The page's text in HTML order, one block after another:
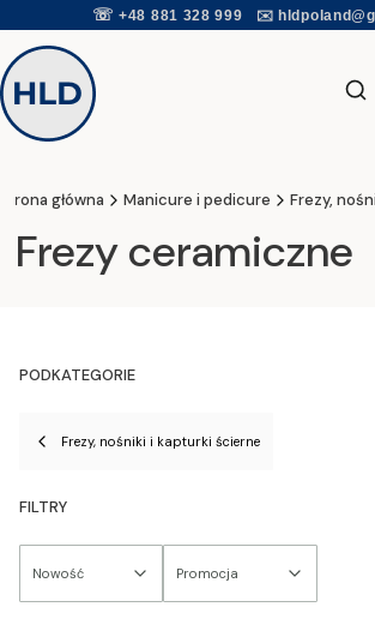
☏ +48 881 328 999 ✉️
główna Manicure i pedicure Frezy,
Frezy ceramiczne
PODKATEGORIE
Frezy, nośniki i kapturki ścierne
FILTRY
Nowość Promocja